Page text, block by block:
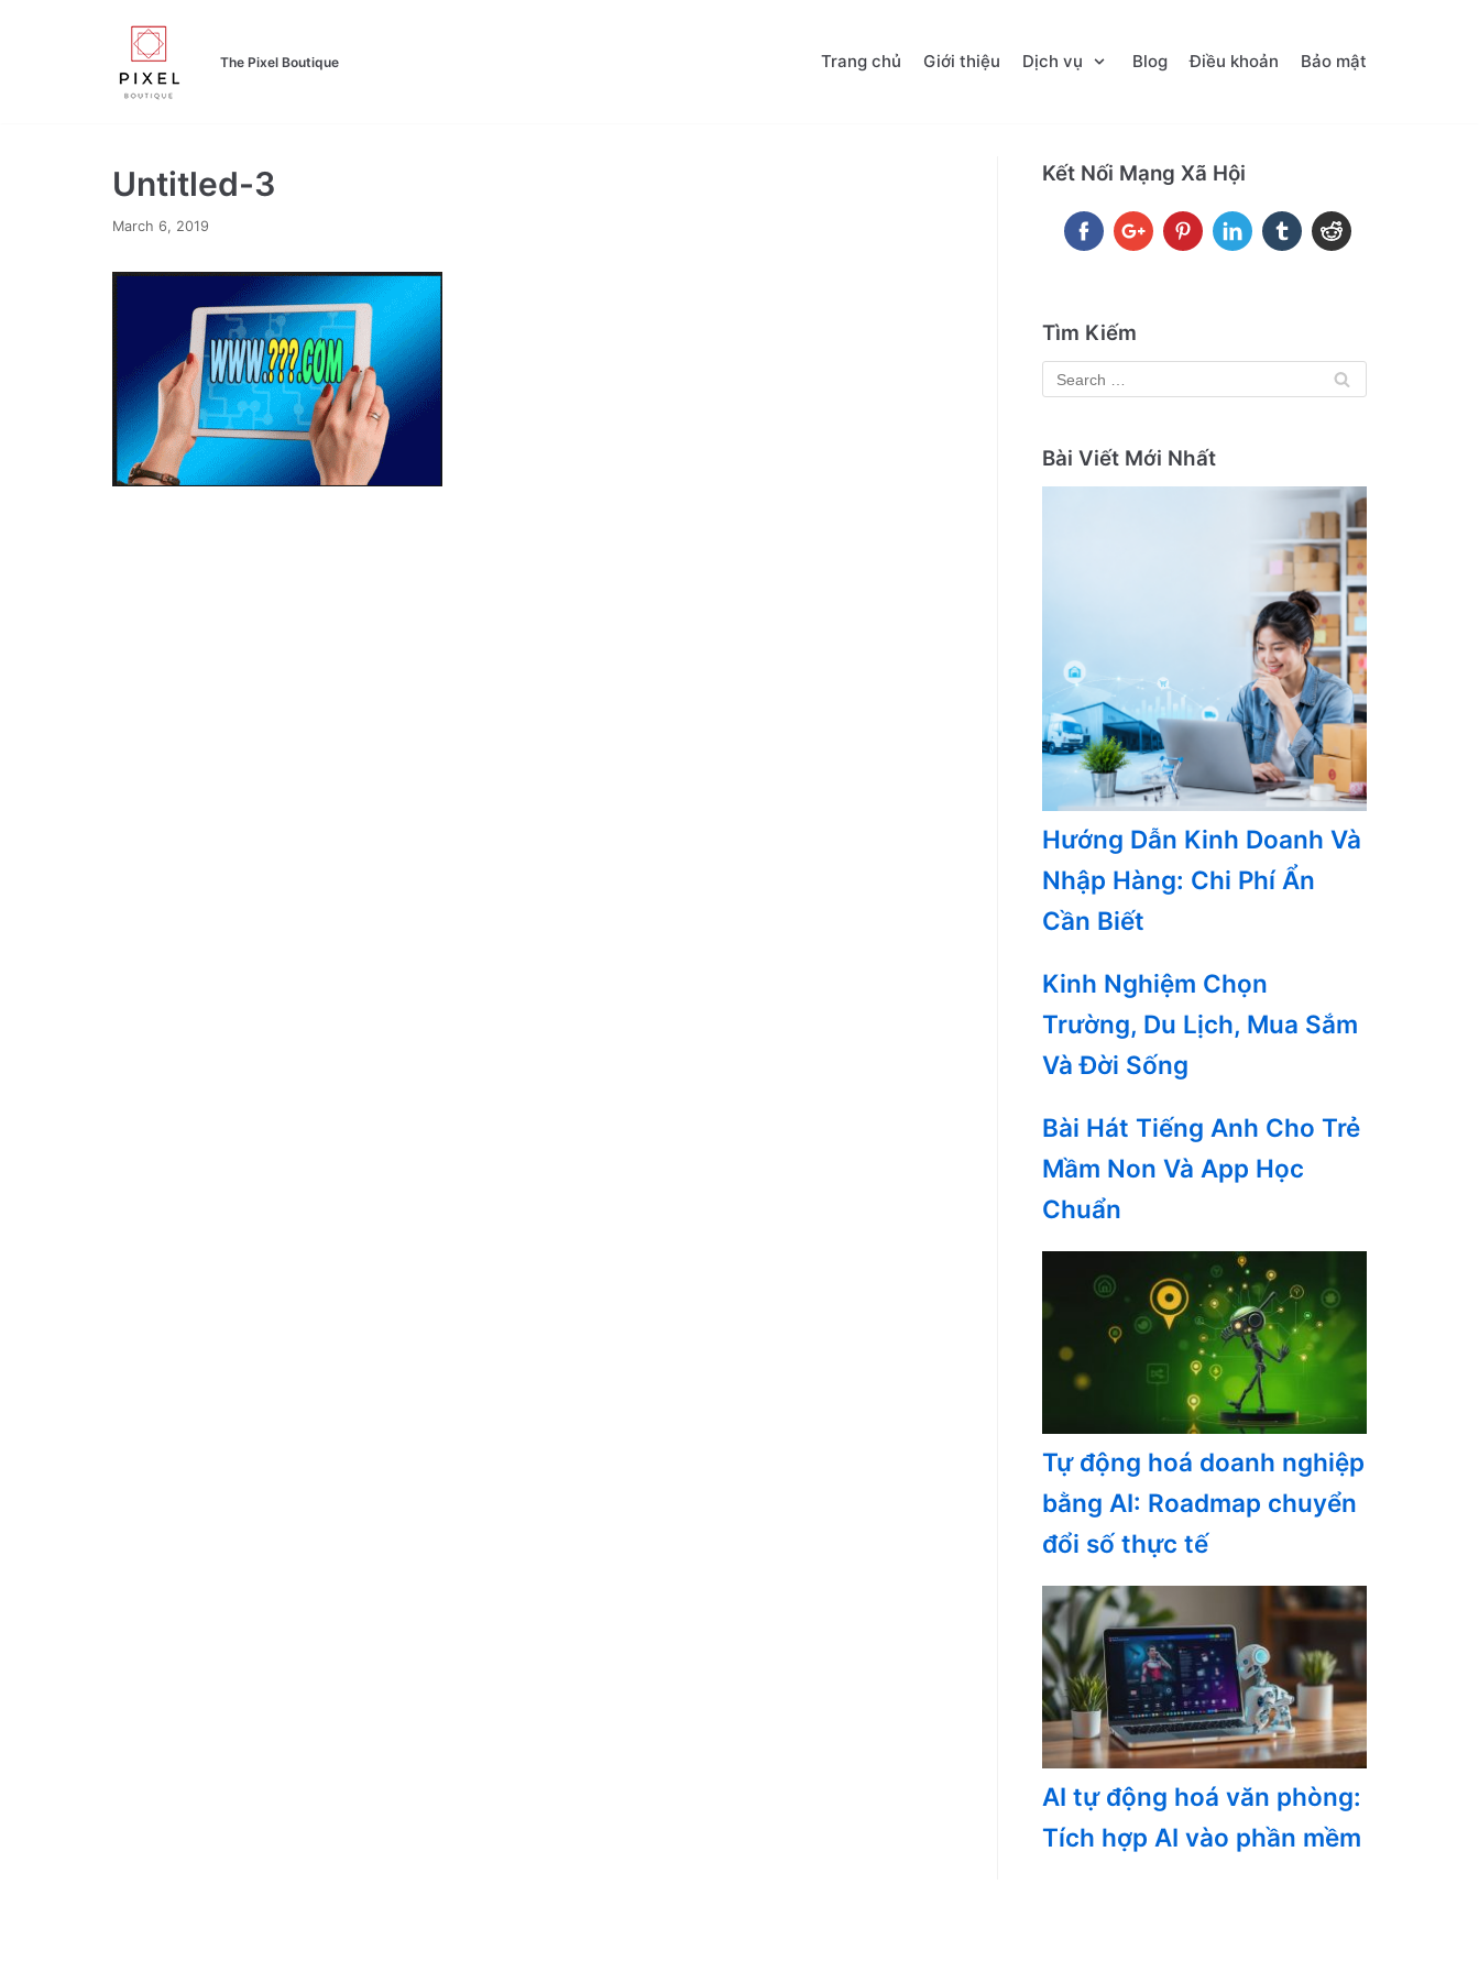
The Pixel Boutique Trang chủ Giới thiệu Dịch vụ Blog Điều khoản Bảo mật
Untitled-3
March 6, 2019
Kết Nối Mạng Xã Hội
Tìm Kiếm
Bài Viết Mới Nhất
Hướng Dẫn Kinh Doanh Và
Nhập Hàng: Chi Phí Ẩn
Cần Biết
Kinh Nghiệm Chọn
Trường, Du Lịch, Mua Sắm
Và Đời Sống
Bài Hát Tiếng Anh Cho Trẻ
Mầm Non Và App Học
Chuẩn
Tự động hoá doanh nghiệp
bằng AI: Roadmap chuyển
đổi số thực tế
AI tự động hoá văn phòng:
Tích hợp AI vào phần mềm